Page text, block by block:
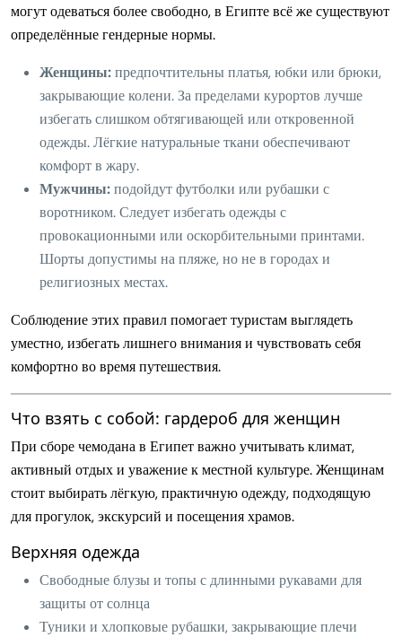
могут одеваться более свободно, в Египте всё же существуют
определённые гендерные нормы.
Женщины:предпочтительны платья, юбки или брюки,
закрывающие колени. За пределами курортов лучше
избегать слишком обтягивающей или откровенной
одежды. Лёгкие натуральные ткани обеспечивают
комфорт в жару.
Мужчины:подойдут футболки или рубашки с
воротником. Следует избегать одежды с
провокационными или оскорбительными принтами.
Шорты допустимы на пляже, но не в городах и
религиозных местах.
Соблюдение этих правил помогает туристам выглядеть
уместно, избегать лишнего внимания и чувствовать себя
комфортно во время путешествия.
Что взять с собой: гардероб для женщин
При сборе чемодана в Египет важно учитывать климат,
активный отдых и уважение к местной культуре. Женщинам
стоит выбирать лёгкую, практичную одежду, подходящую
для прогулок, экскурсий и посещения храмов.
Верхняя одежда
Свободные блузы и топы с длинными рукавами для
защиты от солнца
Туники и хлопковые рубашки, закрывающие плечи